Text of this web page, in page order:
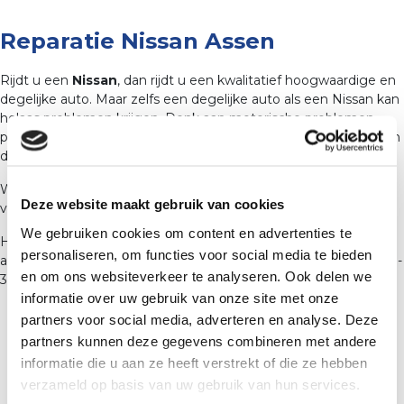
Deze website maakt gebruik van cookies
We gebruiken cookies om content en advertenties te
personaliseren, om functies voor social media te bieden
en om ons websiteverkeer te analyseren. Ook delen we
informatie over uw gebruik van onze site met onze
partners voor social media, adverteren en analyse. Deze
partners kunnen deze gegevens combineren met andere
informatie die u aan ze heeft verstrekt of die ze hebben
verzameld op basis van uw gebruik van hun services.
Reparatie Nissan Assen
Rijdt u een Nissan, dan rijdt u een kwalitatief hoogwaardige en
degelijke auto. Maar zelfs een degelijke auto als een Nissan kan
helaas problemen krijgen. Denk aan motorische problemen,
problemen met de elektronica of misschien wel een defect aan
de aandrijflijn of ophanging.
Welk probleem u ook heeft met uw
van Luth-Tangenberg in Assen is uw Nissan in goede handen.
Heeft u een probleem met uw Nissan en zoekt u een goed
adres om eenNissan in Assen te laten repareren ? Bel 0591 -
301 403 of plan eenvoudig online een afspraak in.
Nissan Assen